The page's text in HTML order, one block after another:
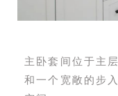
主卧套间位于主
和一个宽敞的步